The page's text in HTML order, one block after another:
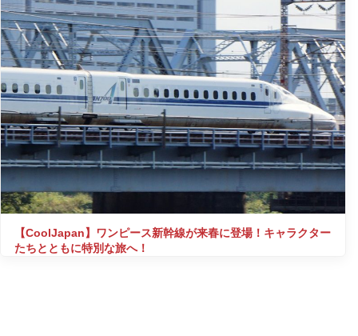
【CoolJapan】ワンピース新幹線が来春に登場！キャラクター
たちとともに特別な旅へ！